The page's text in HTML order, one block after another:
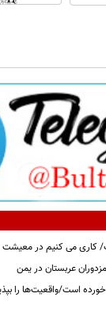
کاری می کنیم در
عربستان در یمن
است/واقعیت‌ها را